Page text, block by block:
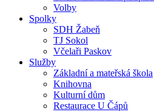
Volby
Spolky
SDH Žabeň
TJ Sokol
Včelaři Paskov
Služby
Základní a mateřská škola
Knihovna
Kulturní dům
Restaurace U Čápů